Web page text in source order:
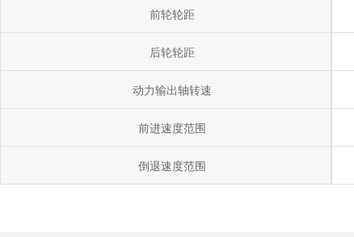
前轮轮距
后轮轮距
动力输出轴转速
前进速度范围
倒退速度范围